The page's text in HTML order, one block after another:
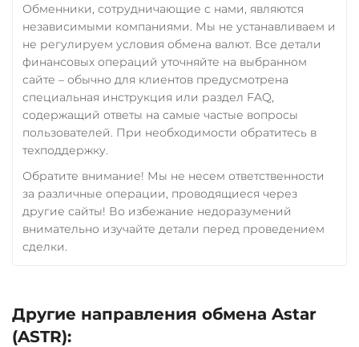
Обменники, сотрудничающие с нами, являются
независимыми компаниями. Мы не устанавливаем и
не регулируем условия обмена валют. Все детали
финансовых операций уточняйте на выбранном
сайте – обычно для клиентов предусмотрена
специальная инструкция или раздел FAQ,
содержащий ответы на самые частые вопросы
пользователей. При необходимости обратитесь в
техподдержку.
Обратите внимание! Мы не несем ответственности
за различные операции, проводящиеся через
другие сайты! Во избежание недоразумений
внимательно изучайте детали перед проведением
сделки.
Другие направления обмена Astar
(ASTR):